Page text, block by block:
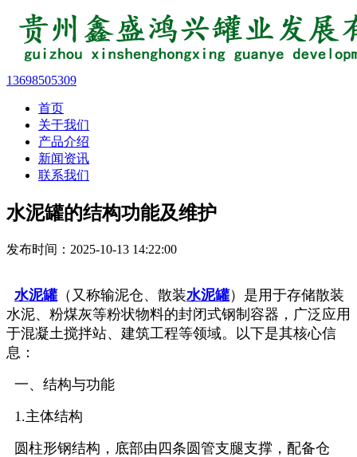
13698505309
首页
关于我们
产品介绍
新闻资讯
联系我们
水泥罐的结构功能及维护
发布时间：2025-10-13 14:22:00
水泥罐（又称输泥仓、散装水泥罐）是用于存储散装
水泥、粉煤灰等粉状物料的封闭式钢制容器，广泛应用
于混凝土搅拌站、建筑工程等领域。以下是其核心信
息：
一、结构与功能
‌ 1.主体结构‌
圆柱形钢结构，底部由四条圆管支腿支撑，配备仓